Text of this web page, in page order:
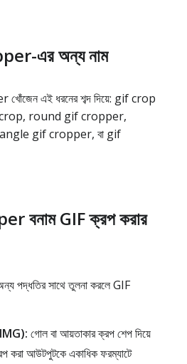
এর অন্য নাম
এই ধরনের শব্দ দিয়ে: gif crop
round gif cropper,
gif cropper, বা gif
বনাম GIF ক্রপ করার
পদ্ধতির সাথে তুলনা করলে GIF
গোল বা আয়তাকার ক্রপ শেপ দিয়ে
করা আউটপুটকে একাধিক ফরম্যাটে